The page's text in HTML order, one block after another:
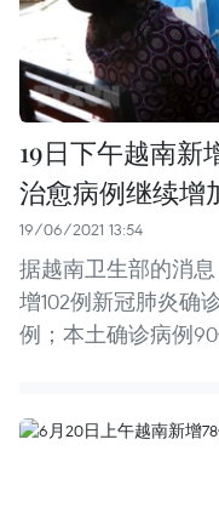
19日下午越南新
治愈病例继续增
19/06/2021 13:54
据越南卫生部的消息
增102例新冠肺炎确
例；本土确诊病例90